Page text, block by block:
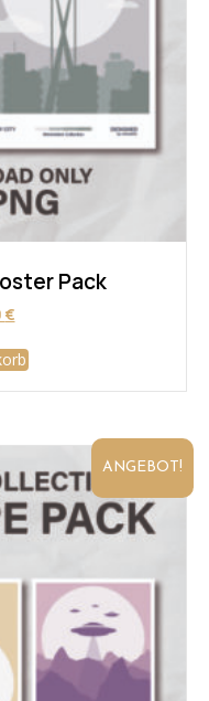
Pack
€Aktueller
ist:
ANGEBOT!